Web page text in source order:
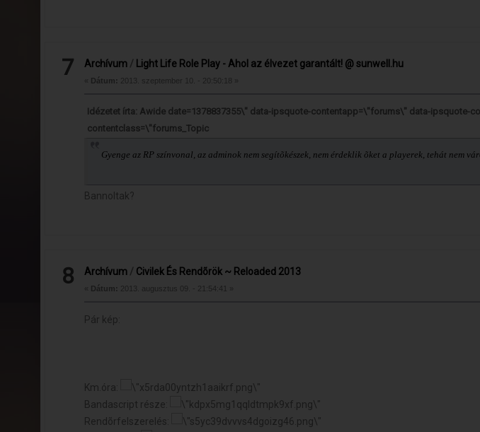
7 Archívum / Light Life Role Play - Ahol az élvezet garantált! @ sunwell.hu
« Dátum: 2013. szeptember 10. - 20:50:18 »
Idézetet írta: Awide date=1378837355\" data-ipsquote-contentapp=\"forums\" data-
contentclass=\"forums_Topic
Gyenge az RP színvonal, az adminok nem segítõkészek, nem érdeklik õket a playerek, tehát nem
Bannoltak?
8 Archívum / Civilek És Rendõrök ~ Reloaded 2013
« Dátum: 2013. augusztus 09. - 21:54:41 »
Pár kép:
Km.óra:
Bandascript része:
Rendõrfelszerelés: